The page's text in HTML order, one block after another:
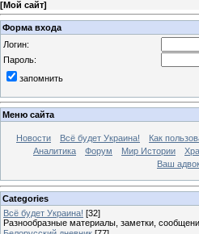
[Мой сайт]
Форма входа
Логин:
Пароль:
запомнить
Меню сайта
Новости Всё будет Украина! Как
Аналитика
Форум Мир Истории
Ваш
Categories
Всё будет Украина! [32]
Разнообразные материалы, заметки,